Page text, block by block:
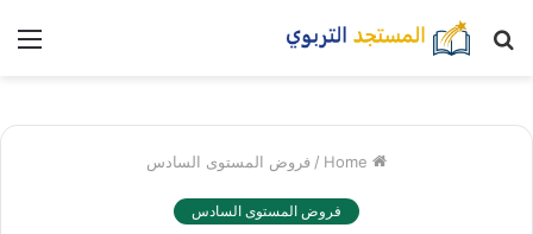
بحث
/ فروض المستوى السادس
فروض المستوى السادس